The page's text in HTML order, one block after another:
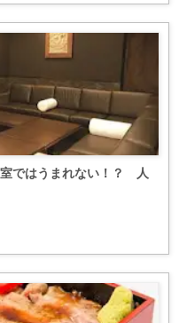
ではうまれない！？ 人